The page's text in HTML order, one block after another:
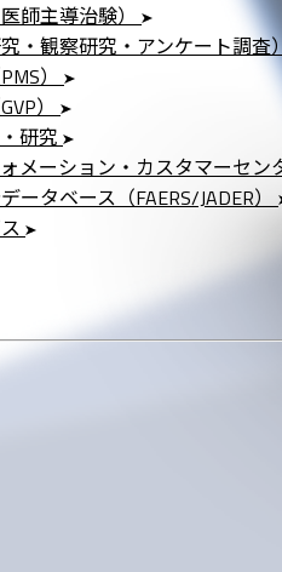
師主導治験）
・観察研究・アンケート調査
）
）
研究
メーション・カスタマーセン
ータベース（FAERS/JADER）